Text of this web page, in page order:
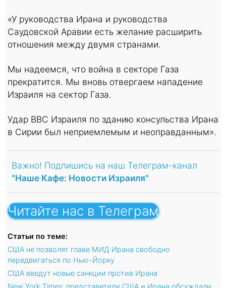
«У руководства Ирана и руководства
Саудовской Аравии есть желание расширить
отношения между двумя странами.
Мы надеемся, что война в секторе Газа
прекратится. Мы вновь отвергаем нападение
Израиля на сектор Газа.
Удар ВВС Израиля по зданию консульства Ирана
в Сирии был неприемлемым и неоправданным».
Важно! Подпишись на наш Телеграм-канал
"Наше Кафе: Новости Израиля"
Читайте нас в Телеграм
Статьи по теме:
США не позволят главе МИД Ирана свободно
передвигаться по Нью-Йорку
США введут новые санкции против Ирана
New York Times: представители США и Ирана обсуждали